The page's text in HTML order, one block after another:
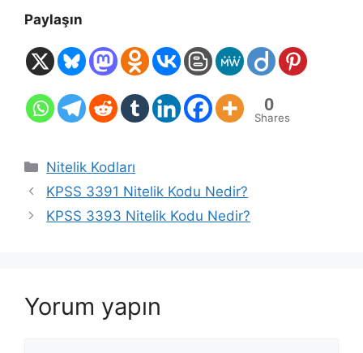
Paylaşın
0
Shares
Kategoriler
Nitelik Kodları
KPSS 3391 Nitelik Kodu Nedir?
KPSS 3393 Nitelik Kodu Nedir?
Yorum yapın